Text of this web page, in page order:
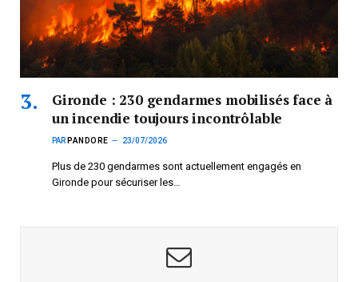
Gironde : 230 gendarmes mobilisés face à
un incendie toujours incontrôlable
PAR PANDORE 23/07/2026
Plus de 230 gendarmes sont actuellement engagés en
Gironde pour sécuriser les…